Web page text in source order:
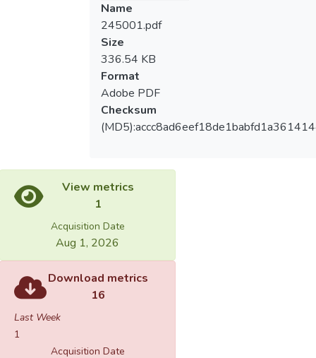
Name
245001.pdf
Size
336.54 KB
Format
Adobe PDF
Checksum
View metrics
1
Acquisition Date
Aug 1, 2026
Download metrics
16
Last Week
1
Acquisition Date